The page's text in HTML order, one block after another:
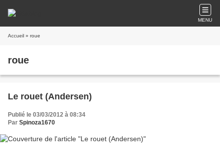
MENU
Accueil » roue
roue
Le rouet (Andersen)
Publié le 03/03/2012 à 08:34
Par Spinoza1670